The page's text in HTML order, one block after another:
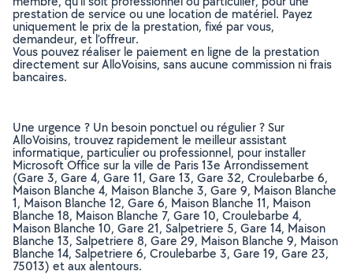
prestation de service ou une location de matériel. Payez
uniquement le prix de la prestation, fixé par vous,
demandeur, et l’offreur.
Vous pouvez réaliser le paiement en ligne de la prestation
directement sur AlloVoisins, sans aucune commission ni frais
bancaires.
Une urgence ? Un besoin ponctuel ou régulier ? Sur
AlloVoisins, trouvez rapidement le meilleur assistant
informatique, particulier ou professionnel, pour installer
Microsoft Office sur la ville de Paris 13e Arrondissement
(Gare 3, Gare 4, Gare 11, Gare 13, Gare 32, Croulebarbe 6,
Maison Blanche 4, Maison Blanche 3, Gare 9, Maison Blanche
1, Maison Blanche 12, Gare 6, Maison Blanche 11, Maison
Blanche 18, Maison Blanche 7, Gare 10, Croulebarbe 4,
Maison Blanche 10, Gare 21, Salpetriere 5, Gare 14, Maison
Blanche 13, Salpetriere 8, Gare 29, Maison Blanche 9, Maison
Blanche 14, Salpetriere 6, Croulebarbe 3, Gare 19, Gare 23,
75013) et aux alentours.